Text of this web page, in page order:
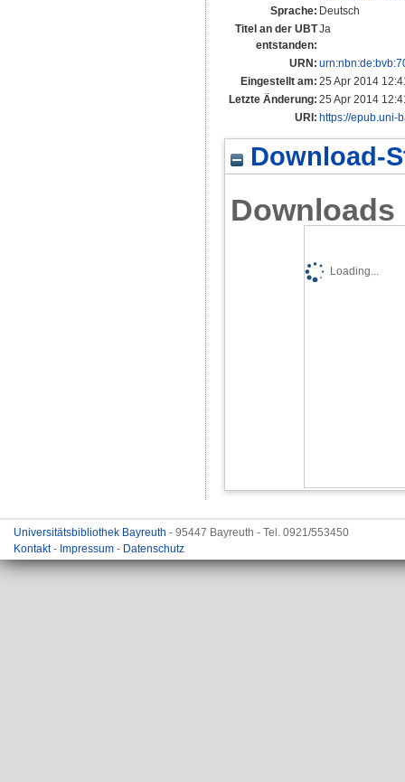
Sprache: Deutsch
Titel an der UBT
entstanden:
Ja
URN:
Eingestellt am: 25 Apr 2014
Letzte Änderung: 25 Apr 2014
URI: https://epub.uni-
Download-
Downloads
Loading...
Universitätsbibliothek Bayreuth - 95447 Bayreuth - Tel. 0921/553450
Kontakt- Impressum - Datenschutz